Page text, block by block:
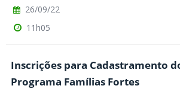
26/09/22
11h05
Inscrições para Cadastramento
Programa Famílias Fortes